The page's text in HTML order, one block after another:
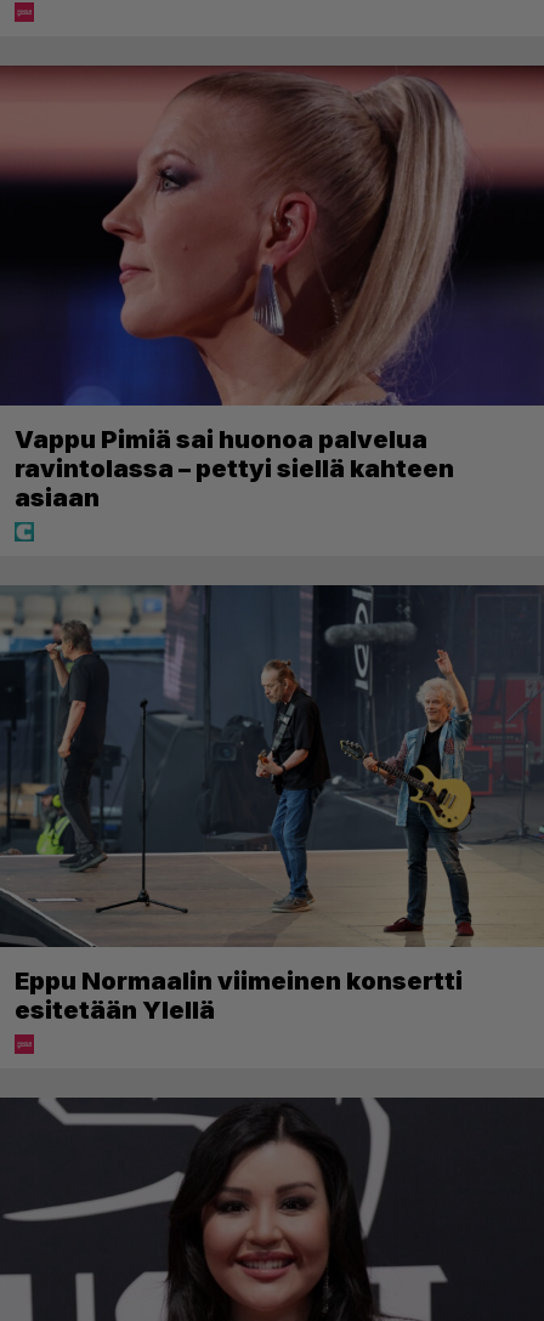
Vappu Pimiä sai huonoa palvelua
ravintolassa – pettyi siellä kahteen
asiaan
Eppu Normaalin viimeinen konsertti
esitetään Ylellä